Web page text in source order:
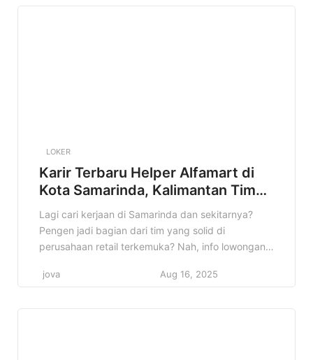
LOKER
Karir Terbaru Helper Alfamart di
Kota Samarinda, Kalimantan Timur
Terbaru Tahun 2025
Lagi cari kerjaan di Samarinda dan sekitarnya?
Pengen jadi bagian dari tim yang solid di
perusahaan retail terkemuka? Nah, info lowongan
Timur ini bisa jadi jawaban yang kamu cari! Cocok
jova Aug 16, 2025